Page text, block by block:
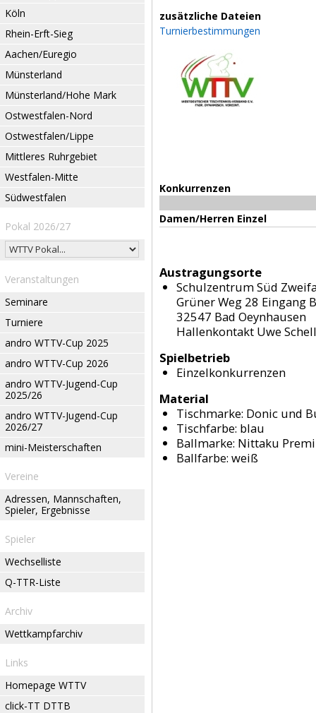
Köln
Rhein-Erft-Sieg
Aachen/Euregio
Münsterland
Münsterland/Hohe Mark
Ostwestfalen-Nord
Ostwestfalen/Lippe
Mittleres Ruhrgebiet
Westfalen-Mitte
Südwestfalen
Pokal 2026/27
Veranstaltungen
Seminare
Turniere
andro WTTV-Cup 2025
andro WTTV-Cup 2026
andro WTTV-Jugend-Cup
2025/26
andro WTTV-Jugend-Cup
2026/27
mini-Meisterschaften
Vereine
Adressen, Mannschaften,
Spieler, Ergebnisse
Spieler
Wechselliste
Q-TTR-Liste
Archiv
Wettkampfarchiv
Links
Homepage WTTV
click-TT DTTB
zusätzliche Dateien
Turnierbestimmungen
Konkurrenzen
Damen/Herren Einzel
Austragungsorte
Schulzentrum Süd
Grüner Weg 28 Eingang
32547 Bad Oeynhausen
Hallenkontakt Uwe
Spielbetrieb
Einzelkonkurrenzen
Material
Tischmarke: Donic und
Tischfarbe: blau
Ballmarke: Nittaku
Ballfarbe: weiß